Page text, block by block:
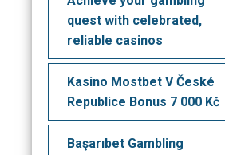
quest with celebrated,
reliable casinos
Kasino Mostbet V České
Republice Bonus 7 000 Kč
Başarıbet Gambling